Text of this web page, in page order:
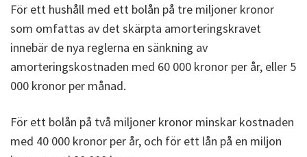
För ett hushåll med ett bolån på tre miljoner kronor
som omfattas av det skärpta amorteringskravet
innebär de nya reglerna en sänkning av
amorteringskostnaden med 60 000 kronor per år, eller 5
000 kronor per månad.
För ett bolån på två miljoner kronor minskar kostnaden
med 40 000 kronor per år, och för ett lån på en miljon